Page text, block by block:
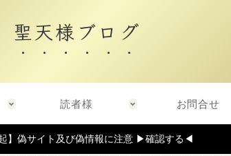
聖天様ブログ
読者様 お問合せ
起】偽サイト及び偽情報に注意 ▶確認する◀